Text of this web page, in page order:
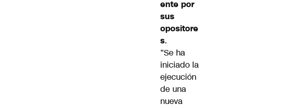
ente por
sus
opositore
s.
“Se ha
iniciado la
ejecución
de una
nueva